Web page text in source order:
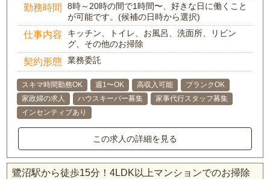
勤務時間
8時～20時の間で1時間〜、好きな日に働くこと
が可能です。(候補の日時から選択)
仕事内容
キッチン、トイレ、お風呂、洗面所、リビン
グ、その他のお掃除
契約形態 業務委託
スキマ時間勤務OK 週1〜OK 高収入可能
ブランクOK
家政婦の求人
ハウスキーパー募集
家事代行スタッフ募集
インセンティブあり
この求人の詳細を見る
鷺沼駅から徒歩15分！4LDK以上マンションでのお掃除